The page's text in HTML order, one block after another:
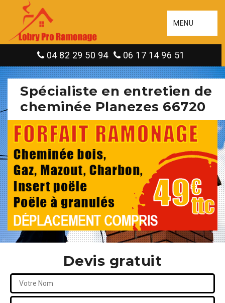
MENU
04 82 29 50 94 06 17 14 96 51
Spécialiste en entretien de
cheminée Planezes 66720
Devis gratuit